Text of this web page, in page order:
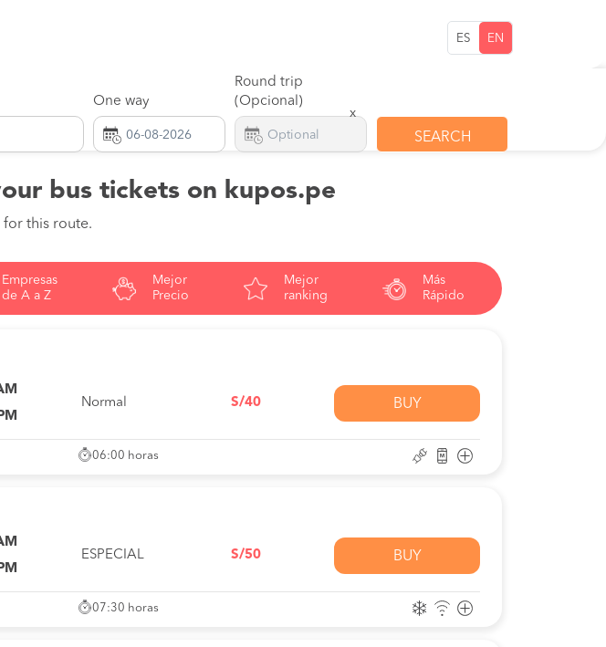
ES EN
One way
Round trip
(Opcional)
x
SEARCH
bus tickets on kupos.pe
for this route.
Empresas
de A a Z
Mejor
Precio
Mejor
ranking
Más
Rápido
Normal S/40 BUY
06:00 horas
ESPECIAL S/50 BUY
07:30 horas